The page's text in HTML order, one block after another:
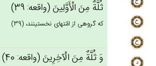
ثُلَّة‌ٌ مِن‌َ الْأَوَّلِين‌َ (واقعه: 39)
كه گروهى از امّتهاى نخستينند، (39)
وَ ثُلَّة‌ٌ مِن‌َ الْآخِرِين‌َ (واقعه: 40)